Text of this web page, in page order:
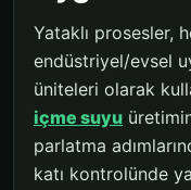
Yataklı prosesler,
endüstriyel/evsel
üniteleri olarak
içme suyu
parlatma
katı kontrolünde